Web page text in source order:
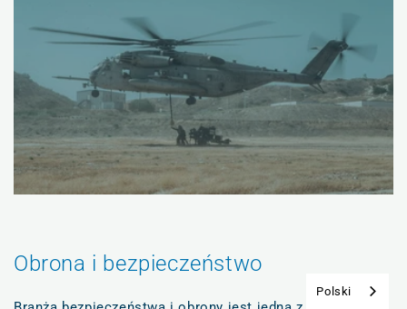
Obrona i bezpieczeństwo
Polski